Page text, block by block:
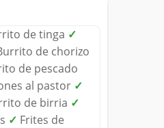
de tinga ✓
de chorizo
de pescado
al pastor ✓
de birria ✓
✓ Frites de